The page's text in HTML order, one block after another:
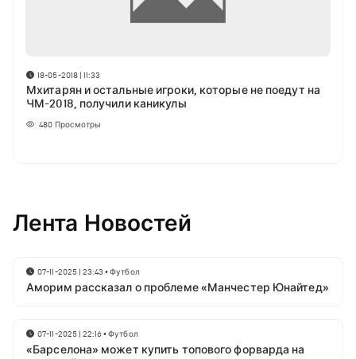
18-05-2018 | 11:33
Мхитарян и остальные игроки, которые не поедут на
ЧМ-2018, получили каникулы
480 Просмотры
Лента Новостей
07-11-2025 | 23:43 •Футбол
Аморим рассказал о проблеме «Манчестер Юнайтед»
07-11-2025 | 22:16•Футбол
«Барселона» может купить топового форварда на